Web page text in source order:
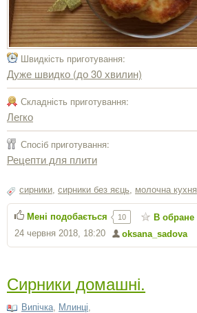
Швидкість приготування:
Дуже швидко (до 30 хвилин)
Складність приготування:
Легко
Спосіб приготування:
Рецепти для плити
сирники сирники без яєць молочна кухня
oksana_sadova
24 червня 2018, 18:20
Мені подобається 10 В обране
Сирники домашні.
Випічка Млинці